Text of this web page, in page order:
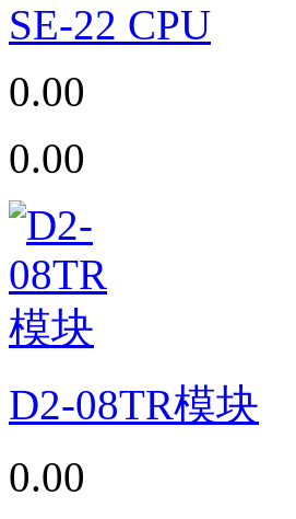
SE-22 CPU
0.00
0.00
D2-08TR模块
0.00